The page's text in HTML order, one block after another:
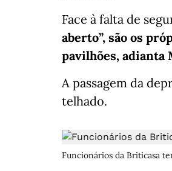
Face à falta de
aberto”, são os
pavilhões, adianta
A passagem da
telhado.
Funcionários da Briticasa